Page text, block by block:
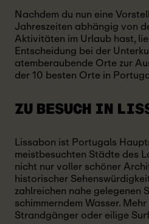
Nachdem du nun eine
Jahreszeiten abhängig von
Aktivitäten im Urlaub hast,
Entscheidung bei der
atemberaubende Orte zur
der 10 besten Orte in
ZU BESUCH IN
Lissabon ist Portugals
meistbesuchten Städte des
nicht nur voller schöner
historischer
zahlreichen nahe gelegenen
schimmerndem Wasser.
Strandgänger oder eilige